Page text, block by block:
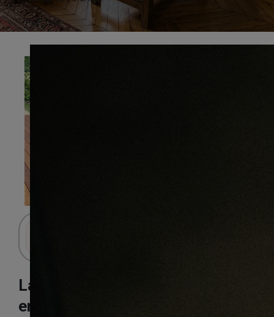
Préciser
Lame de terrasse
en teck brut